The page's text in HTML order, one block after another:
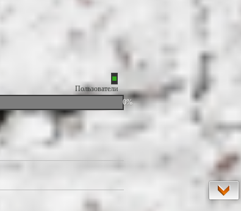
Пользователи
0%